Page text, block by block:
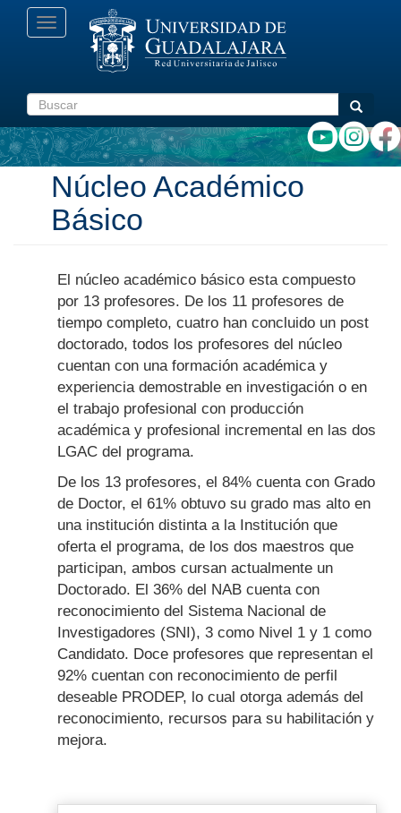
Pasar
Toggle
navigation
Buscar Buscar
Núcleo Académico
Básico
El núcleo académico básico esta compuesto
por 13 profesores. De los 11 profesores de
tiempo completo, cuatro han concluido un post
doctorado, todos los profesores del núcleo
cuentan con una formación académica y
experiencia demostrable en investigación o en
el trabajo profesional con producción
académica y profesional incremental en las dos
LGAC del programa.
De los 13 profesores, el 84% cuenta con Grado
de Doctor, el 61% obtuvo su grado mas alto en
una institución distinta a la Institución que
oferta el programa, de los dos maestros que
participan, ambos cursan actualmente un
Doctorado. El 36% del NAB cuenta con
reconocimiento del Sistema Nacional de
Investigadores (SNI), 3 como Nivel 1 y 1 como
Candidato. Doce profesores que representan el
92% cuentan con reconocimiento de perfil
deseable PRODEP, lo cual otorga además del
reconocimiento, recursos para su habilitación y
mejora.